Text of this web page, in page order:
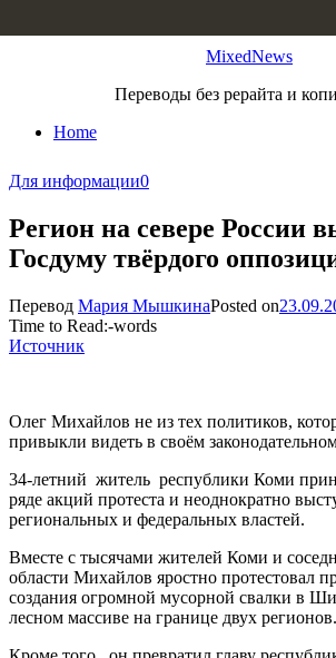
MixedNews
Переводы без рерайта и
Home
Для информации0
Регион на севере России
Госдуму твёрдого
Перевод Мария МышкинаPosted on
Time to Read:-words
Источник
Олег Михайлов не из тех политиков,
привыкли видеть в своём
34-летний житель республики Коми
ряде акций протеста и неоднократно
региональных и федеральных властей.
Вместе с тысячами жителей Коми и
области Михайлов яростно протестовал
создания огромной мусорной свалки в
лесном массиве на границе двух регионов.